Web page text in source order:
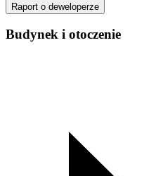
Raport o deweloperze
Budynek i otoczenie